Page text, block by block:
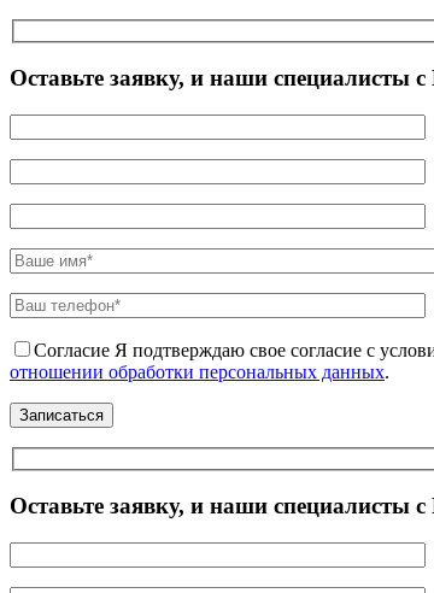
Оставьте заявку, и наши специалисты
Согласие Я подтверждаю свое согласие с
отношении обработки персональных данных.
Оставьте заявку, и наши специалисты